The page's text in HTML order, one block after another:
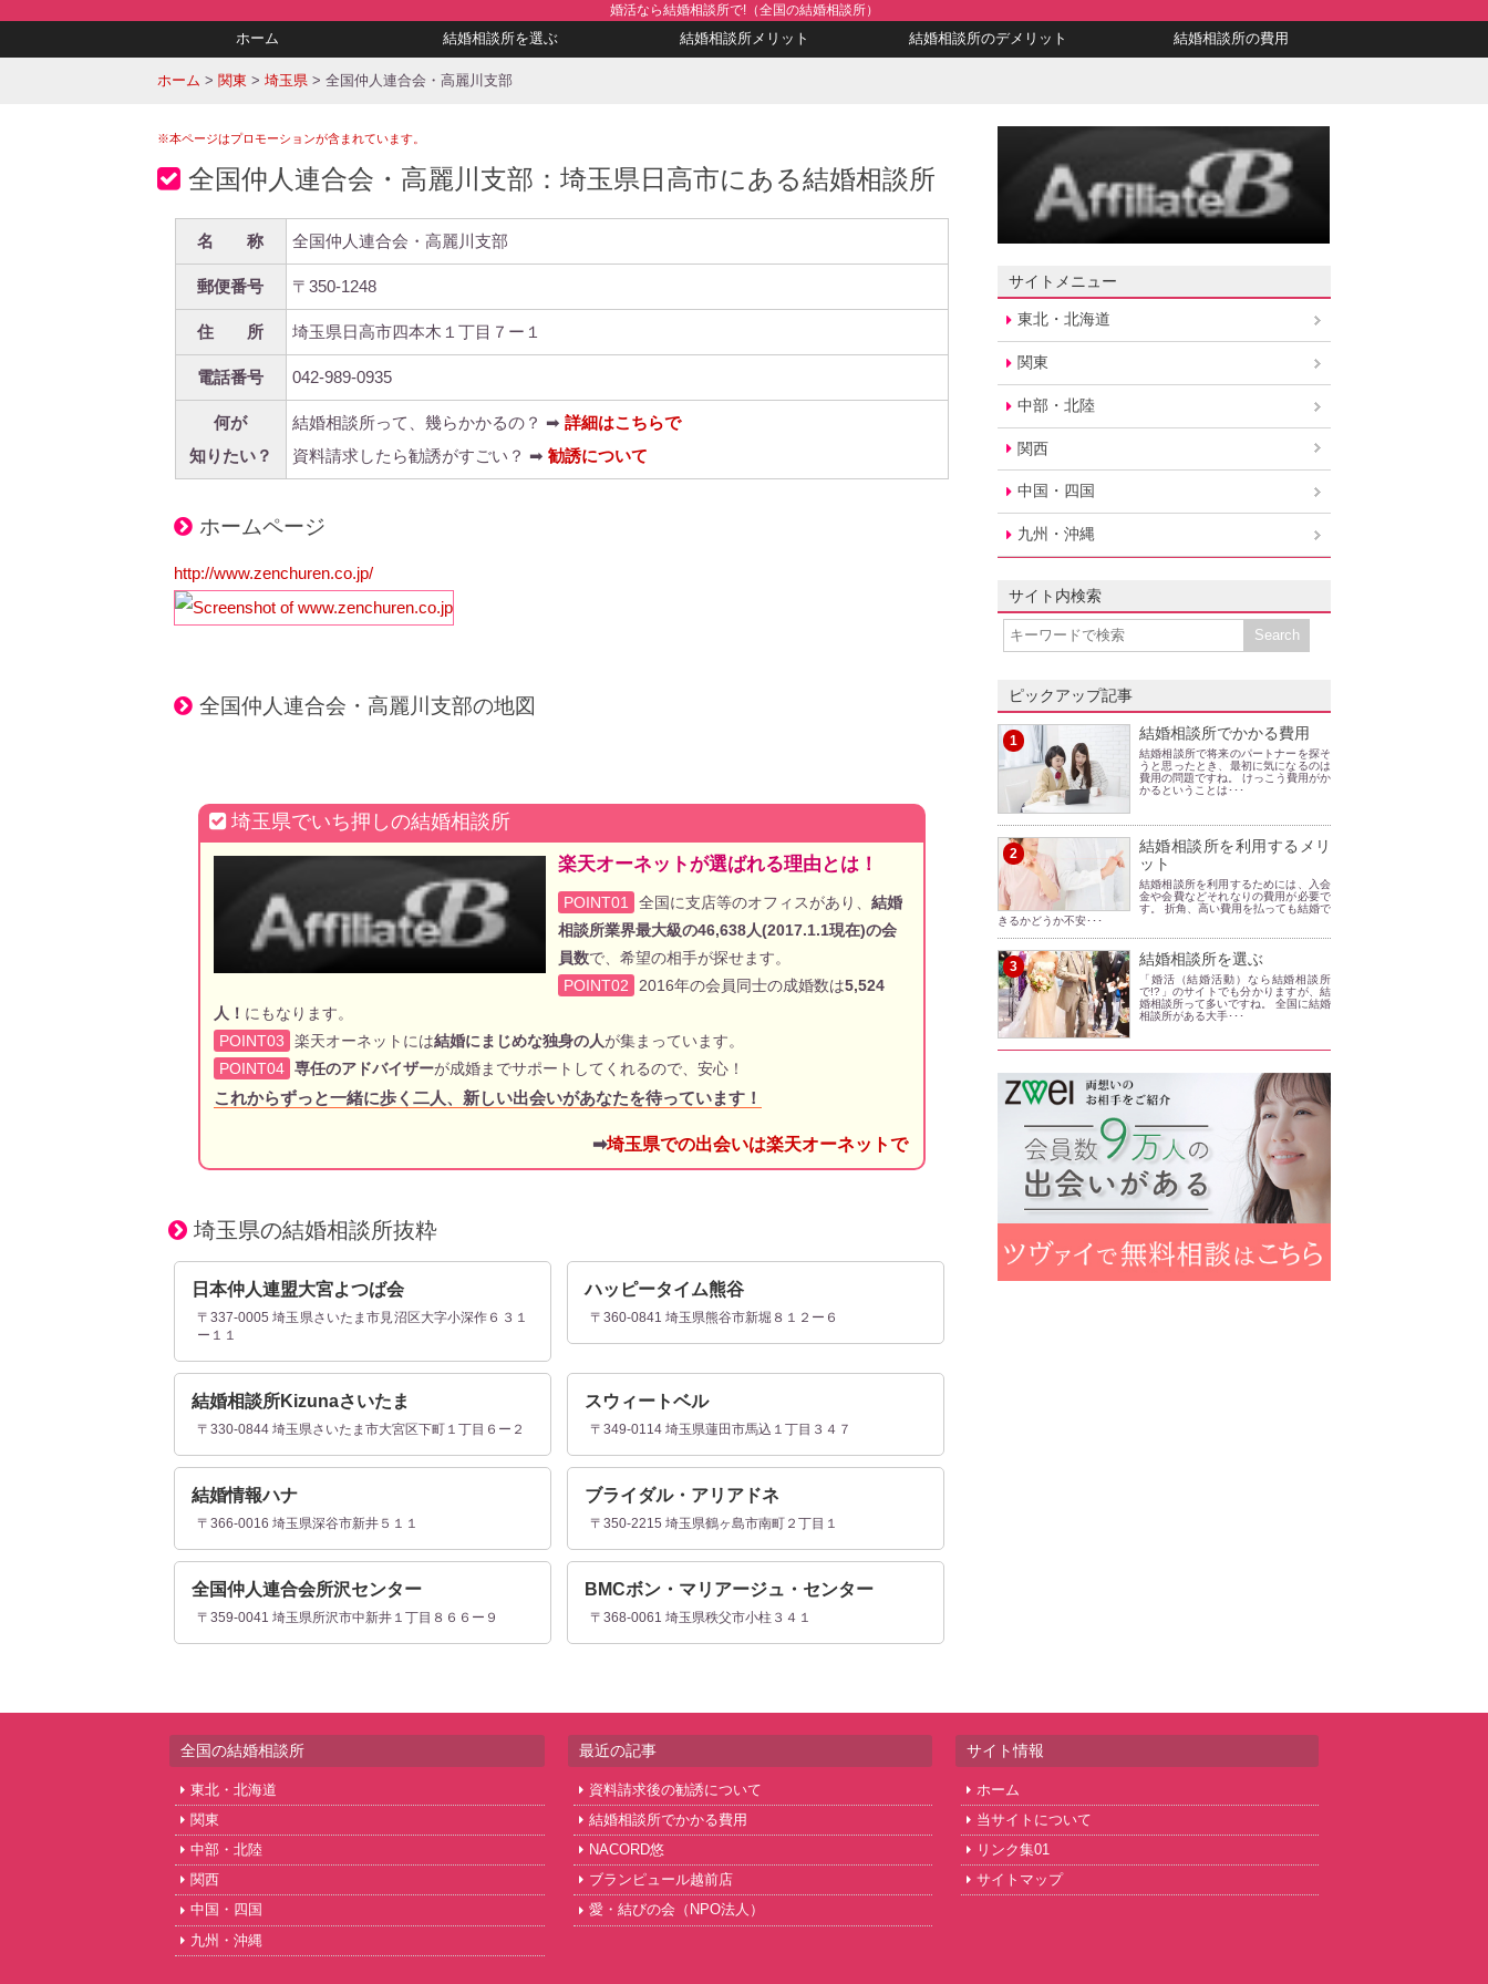
婚活なら結婚相談所で!（全国の結婚相談所）
ホーム 結婚相談所を選ぶ 結婚相談所メリット 結婚相談所のデメリット 結婚相談所の費用
ホーム > 関東 > 埼玉県 > 全国仲人連合会・高麗川支部
※本ページはプロモーションが含まれています。
全国仲人連合会・高麗川支部：埼玉県日高市にある結婚相談所
名 称 全国仲人連合会・高麗川支部
郵便番号 〒350-1248
住 所 埼玉県日高市四本木１丁目７ー１
電話番号 042-989-0935
何が
知りたい？
結婚相談所って、幾らかかるの？ ➡ 詳細はこちらで
資料請求したら勧誘がすごい？ ➡ 勧誘について
ホームページ
http://www.zenchuren.co.jp/
全国仲人連合会・高麗川支部の地図
埼玉県でいち押しの結婚相談所
楽天オーネットが選ばれる理由とは！
POINT01 全国に支店等のオフィスがあり、 結婚
相談所業界最大級の46,638人(2017.1.1現在)の会
員数で、希望の相手が探せます。
POINT02
2016年の会員同士の成婚数は5,524
人！ にもなります。
POINT03
楽天オーネットには結婚にまじめな独身の人が集まっています。
POINT04 専任のアドバイザーが成婚までサポートしてくれるので、安心！
これからずっと一緒に歩く二人、新しい出会いがあなたを待っています！
➡埼玉県での出会いは楽天オーネットで
埼玉県の結婚相談所抜粋
日本仲人連盟大宮よつば会
〒337-0005 埼玉県さいたま市見沼区大字小深作６３１
ー１１
ハッピータイム熊谷
〒360-0841 埼玉県熊谷市新堀８１２ー６
結婚相談所Kizunaさいたま
〒330-0844 埼玉県さいたま市大宮区下町１丁目６ー２
スウィートベル
〒349-0114 埼玉県蓮田市馬込１丁目３４７
結婚情報ハナ
〒366-0016 埼玉県深谷市新井５１１
ブライダル・アリアドネ
〒350-2215 埼玉県鶴ヶ島市南町２丁目１
全国仲人連合会所沢センター
〒359-0041 埼玉県所沢市中新井１丁目８６６ー９
BMCボン・マリアージュ・センター
〒368-0061 埼玉県秩父市小柱３４１
サイトメニュー
東北・北海道
関東
中部・北陸
関西
中国・四国
九州・沖縄
サイト内検索
ピックアップ記事
1 結婚相談所でかかる費用
結婚相談所で将来のパートナーを探そ
うと思ったとき、最初に気になるのは
費用の問題ですね。 けっこう費用がか
かるということは･･･
2
結婚相談所を利用するメリ
ット
結婚相談所を利用するためには、入会
金や会費などそれなりの費用が必要で
す。 折角、高い費用を払っても結婚で
きるかどうか不安･･･
3 結婚相談所を選ぶ
「婚活（結婚活動）なら結婚相談所
で!?」のサイトでも分かりますが、結
婚相談所って多いですね。 全国に結婚
相談所がある大手･･･
全国の結婚相談所
東北・北海道
関東
中部・北陸
関西
中国・四国
九州・沖縄
最近の記事
資料請求後の勧誘について
結婚相談所でかかる費用
NACORD悠
ブランピュール越前店
愛・結びの会（NPO法人）
サイト情報
ホーム
当サイトについて
リンク集01
サイトマップ